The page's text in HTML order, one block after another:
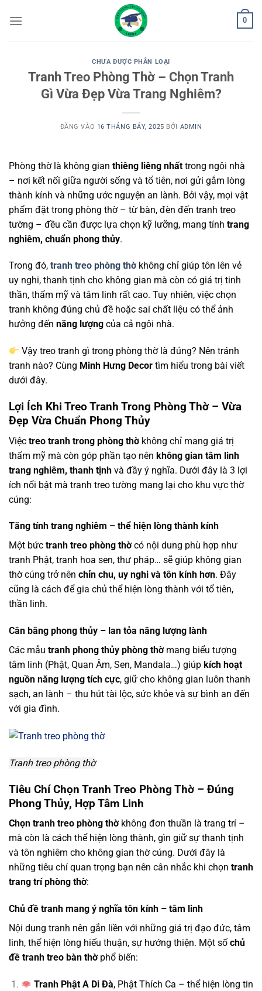
qua
0
CHƯA ĐƯỢC PHÂN LOẠI
Tranh Treo Phòng Thờ – Chọn Tranh
Gì Vừa Đẹp Vừa Trang Nghiêm?
ĐĂNG VÀO 16 THÁNG BẢY, 2025 BỞI ADMIN
Phòng thờ là không gian thiêng liêng nhất trong ngôi nhà
– nơi kết nối giữa người sống và tổ tiên, nơi gửi gắm lòng
thành kính và những ước nguyện an lành. Bởi vậy, mọi vật
phẩm đặt trong phòng thờ – từ bàn, đèn đến tranh treo
tường – đều cần được lựa chọn kỹ lưỡng, mang tính trang
nghiêm, chuẩn phong thủy.
Trong đó, tranh treo phòng thờ không chỉ giúp tôn lên vẻ
uy nghi, thanh tịnh cho không gian mà còn có giá trị tinh
thần, thẩm mỹ và tâm linh rất cao. Tuy nhiên, việc chọn
tranh không đúng chủ đề hoặc sai chất liệu có thể ảnh
hưởng đến năng lượng của cả ngôi nhà.
Vậy treo tranh gì trong phòng thờ là đúng? Nên tránh
tranh nào? Cùng Minh Hưng Decor tìm hiểu trong bài viết
dưới đây.
Lợi Ích Khi Treo Tranh Trong Phòng Thờ – Vừa
Đẹp Vừa Chuẩn Phong Thủy
Việc treo tranh trong phòng thờ không chỉ mang giá trị
thẩm mỹ mà còn góp phần tạo nên không gian tâm linh
trang nghiêm, thanh tịnh và đầy ý nghĩa. Dưới đây là 3 lợi
ích nổi bật mà tranh treo tường mang lại cho khu vực thờ
cúng:
Tăng tính trang nghiêm – thể hiện lòng thành kính
Một bức tranh treo phòng thờ có nội dung phù hợp như
tranh Phật, tranh hoa sen, thư pháp… sẽ giúp không gian
thờ cúng trở nên chỉn chu, uy nghi và tôn kính hơn. Đây
cũng là cách để gia chủ thể hiện lòng thành với tổ tiên,
thần linh.
Cân bằng phong thủy – lan tỏa năng lượng lành
Các mẫu tranh phong thủy phòng thờ mang biểu tượng
tâm linh (Phật, Quan Âm, Sen, Mandala…) giúp kích hoạt
nguồn năng lượng tích cực, giữ cho không gian luôn thanh
sạch, an lành – thu hút tài lộc, sức khỏe và sự bình an đến
với gia đình.
Tranh treo phòng thờ
Tiêu Chí Chọn Tranh Treo Phòng Thờ – Đúng
Phong Thủy, Hợp Tâm Linh
Chọn tranh treo phòng thờ không đơn thuần là trang trí –
mà còn là cách thể hiện lòng thành, gìn giữ sự thanh tịnh
và tôn nghiêm cho không gian thờ cúng. Dưới đây là
những tiêu chí quan trọng bạn nên cân nhắc khi chọn tranh
trang trí phòng thờ:
Chủ đề tranh mang ý nghĩa tôn kính – tâm linh
Nội dung tranh nên gắn liền với những giá trị đạo đức, tâm
linh, thể hiện lòng hiếu thuận, sự hướng thiện. Một số chủ
đề tranh treo bàn thờ phổ biến:
Tranh Phật A Di Đà, Phật Thích Ca – thể hiện lòng tin